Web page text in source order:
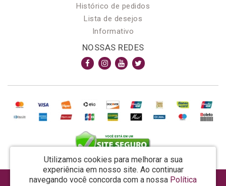
Histórico de pedidos
Lista de desejos
Informativo
NOSSAS REDES
Utilizamos cookies para melhorar a sua
experiência em nosso site. Ao continuar
navegando você concorda com a nossa Política
AROMA & MAGIA MANUF DE PROD COSMECEUTICOS LTDA EPP - CNPJ: 81.362.295/0001-48